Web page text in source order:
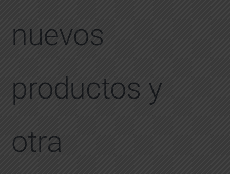
nuevos
productos y
otra